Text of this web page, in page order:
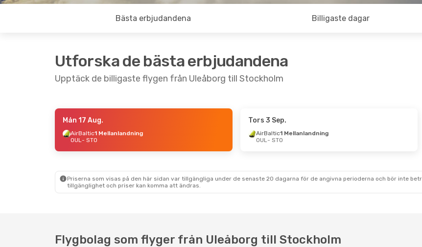
Bästa erbjudandena Billigaste dagar
Utforska de bästa erbjudandena
Upptäck de billigaste flygen från Uleåborg till Stockholm
- Mån 7 Sep.
1 Mellanlandning
- Mån 14 Sep.
Mån 17 Aug.
AirBaltic1 Mellanlandning
OUL- STO
Tors 3 Sep.
AirBaltic1 Mellanlandning
OUL- STO
Priserna som visas på den här sidan var tillgängliga under de senaste 20 dagarna för de angivna perioderna och bör inte
tillgänglighet och priser kan komma att ändras.
Flygbolag som flyger från Uleåborg till Stockholm